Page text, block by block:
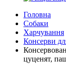
Головна
Собаки
Харчування
Консерви
цуценят,